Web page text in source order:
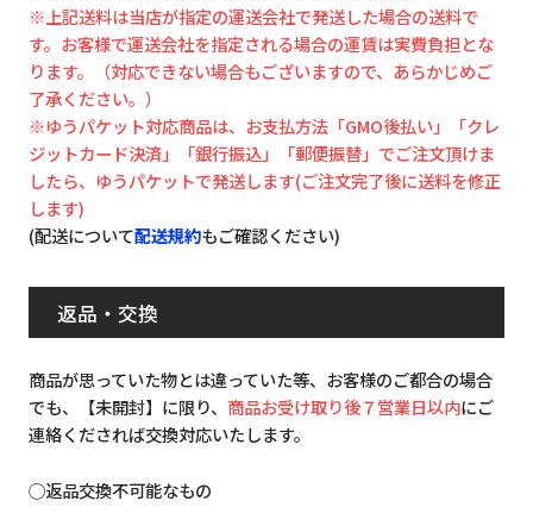
※上記送料は当店が指定の運送会社で発送した場合の送料で
す。お客様で運送会社を指定される場合の運賃は実費負担とな
ります。（対応できない場合もございますので、あらかじめご
了承ください。）
※ゆうパケット対応商品は、お支払方法「GMO後払い」「クレ
ジットカード決済」「銀行振込」「郵便振替」でご注文頂けま
したら、ゆうパケットで発送します(ご注文完了後に送料を修正
します)
(配送について配送規約もご確認ください)
返品・交換
商品が思っていた物とは違っていた等、お客様のご都合の場合
でも、【未開封】に限り、 商品お受け取り後７営業日以内にご
連絡くだされば交換対応いたします。
◯返品交換不可能なもの